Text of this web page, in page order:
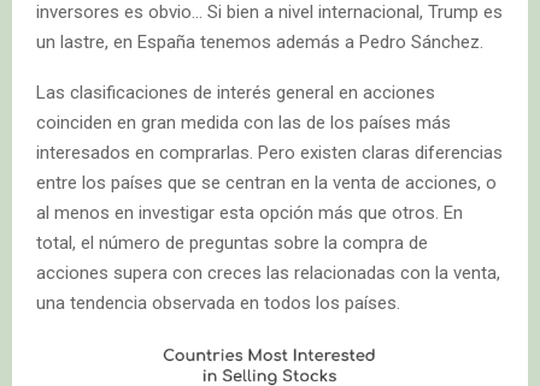
inversores es obvio… Si bien a nivel internacional, Trump es
un lastre, en España tenemos además a Pedro Sánchez.
Las clasificaciones de interés general en acciones
coinciden en gran medida con las de los países más
interesados ​​en comprarlas. Pero existen claras diferencias
entre los países que se centran en la venta de acciones, o
al menos en investigar esta opción más que otros. En
total, el número de preguntas sobre la compra de
acciones supera con creces las relacionadas con la venta,
una tendencia observada en todos los países.